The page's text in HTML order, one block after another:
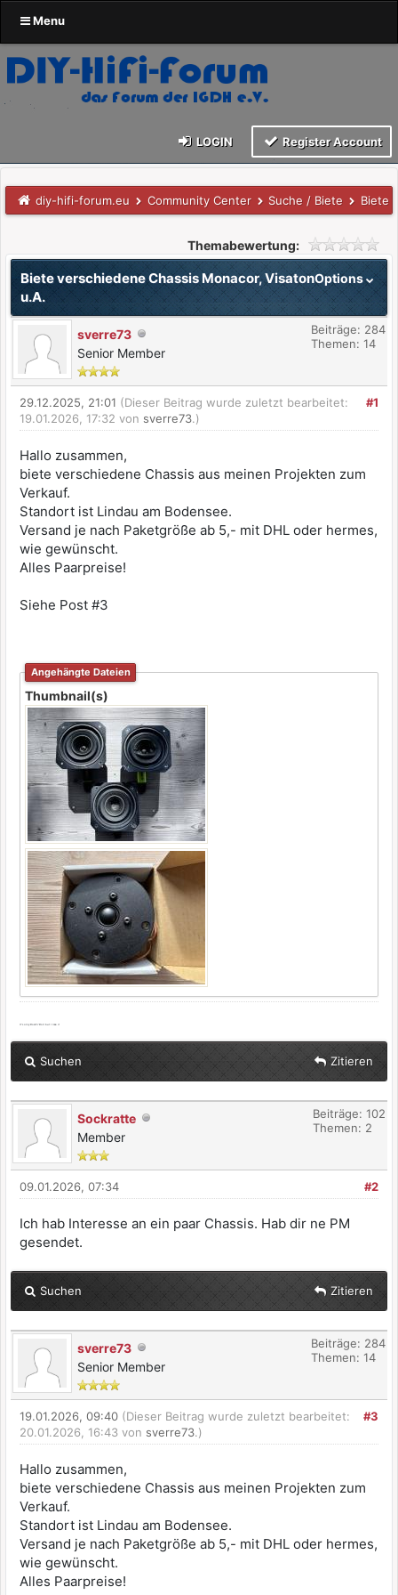
Menu
LOGIN Register Account
diy-hifi-forum.eu Community Center Suche / Biete Biete
Themabewertung:
Options
Biete verschiedene Chassis Monacor, Visaton
u.A.
sverre73
Senior Member
Beiträge: 284
Themen: 14
#1
29.12.2025, 21:01 (Dieser Beitrag wurde zuletzt bearbeitet:
19.01.2026, 17:32 von sverre73.)
Hallo zusammen,
biete verschiedene Chassis aus meinen Projekten zum
Verkauf.
Standort ist Lindau am Bodensee.
Versand je nach Paketgröße ab 5,- mit DHL oder hermes,
wie gewünscht.
Alles Paarpreise!
Siehe Post #3
Angehängte Dateien
Thumbnail(s)
It's only Rock'n'Roll but I like it
Suchen Zitieren
Sockratte
Member
Beiträge: 102
Themen: 2
#2
09.01.2026, 07:34
Ich hab Interesse an ein paar Chassis. Hab dir ne PM
gesendet.
Suchen Zitieren
sverre73
Senior Member
Beiträge: 284
Themen: 14
#3
19.01.2026, 09:40 (Dieser Beitrag wurde zuletzt bearbeitet:
20.01.2026, 16:43 von sverre73.)
Hallo zusammen,
biete verschiedene Chassis aus meinen Projekten zum
Verkauf.
Standort ist Lindau am Bodensee.
Versand je nach Paketgröße ab 5,- mit DHL oder hermes,
wie gewünscht.
Alles Paarpreise!